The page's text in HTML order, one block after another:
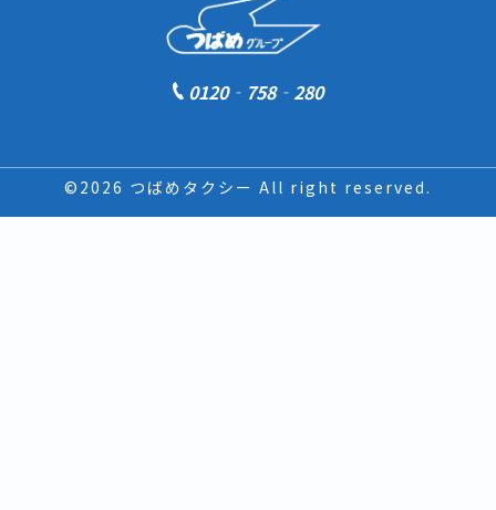
0120‐758‐280
©2026 つばめタクシー All right reserved.